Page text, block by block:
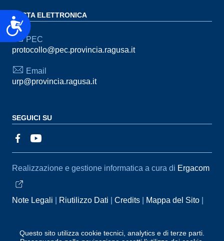
Accessibilità
Questo sito utilizza cookie tecnici, analytics e di terze parti.
POSTA ELETTRONICA
PEC
protocollo@pec.provincia.ragusa.it
Email
urp@provincia.ragusa.it
SEGUICI SU
Sezione Link Utili
Realizzazione e gestione informatica a cura di Ergacom
Note Legali Riutilizzo Dati Credits
Mappa del Sito
Segnalazioni
Statistiche accessi Dichiarazione di